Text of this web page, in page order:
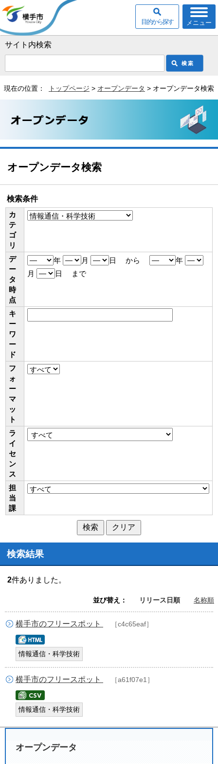
サイト内検索
メニュー
目的から探す
現在の位置： トップページ > オープンデータ > オープンデータ検索
オープンデータ検索
検索条件
カ
テ
ゴ
リ
デ
ー
タ
時
点
年 月 日 から
年
月
日 まで
キ
ー
ワ
ー
ド
フ
ォ
ー
マ
ッ
ト
ラ
イ
セ
ン
ス
担
当
課
検索結果
2件ありました。
並び替え： リリース日順 名称順
横手市のフリースポット ［c4c65eaf］
情報通信・科学技術
横手市のフリースポット ［a61f07e1］
情報通信・科学技術
オープンデータ